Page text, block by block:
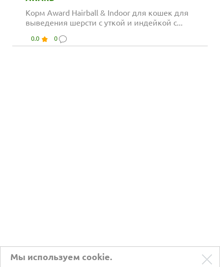
Корм Award Hairball & Indoor для кошек для
выведения шерсти с уткой и индейкой с...
0.0 0
Мы используем cookie.